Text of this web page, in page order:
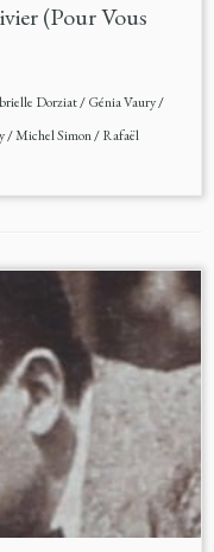
(Pour Vous
Dorziat/Génia Vaury/
/Michel Simon/Rafaël